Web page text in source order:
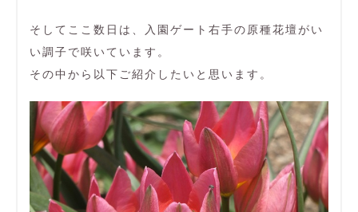
そしてここ数日は、入園ゲート右手の原種花壇がい
い調子で咲いています。
その中から以下ご紹介したいと思います。